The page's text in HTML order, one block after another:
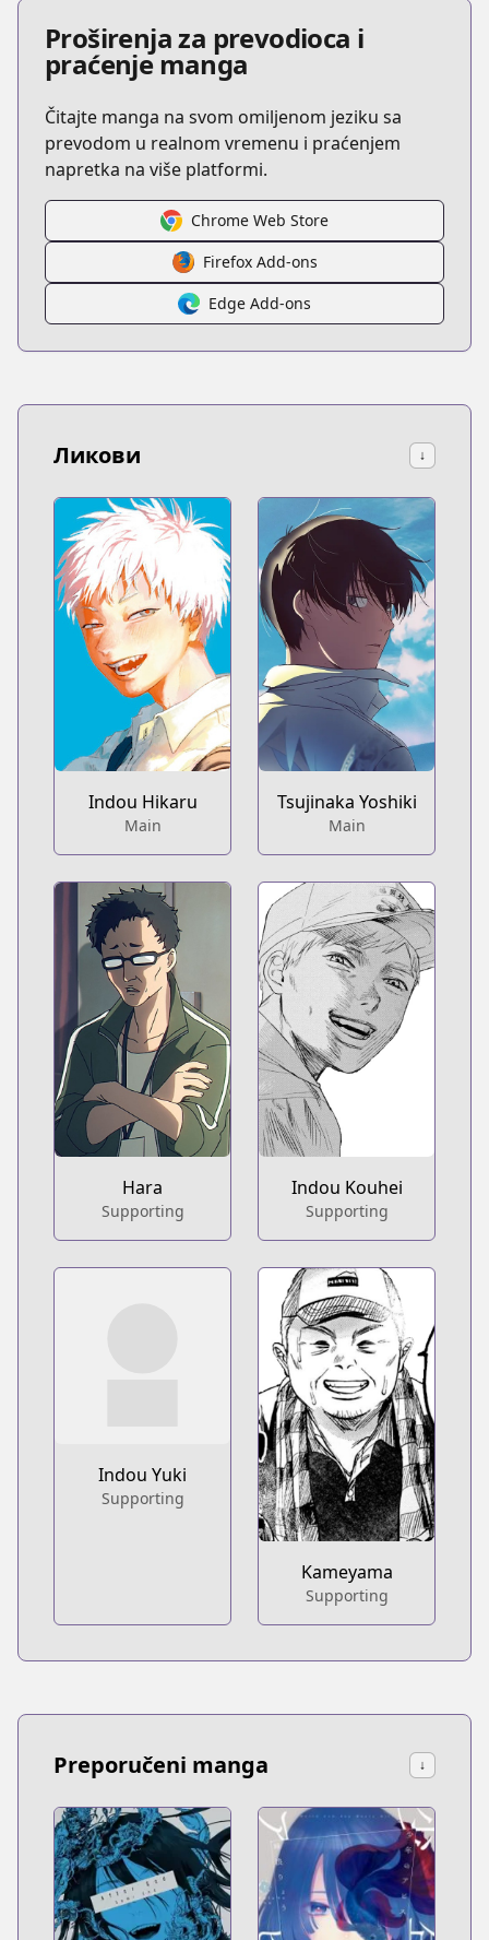
Proširenja za prevodioca i
praćenje manga
Čitajte manga na svom omiljenom jeziku sa
prevodom u realnom vremenu i praćenjem
napretka na više platformi.
Chrome Web Store
Firefox Add-ons
Edge Add-ons
Ликови ↓
Indou Hikaru
Main
Tsujinaka Yoshiki
Main
Hara
Supporting
Indou Kouhei
Supporting
Indou Yuki
Supporting
Kameyama
Supporting
Preporučeni manga ↓